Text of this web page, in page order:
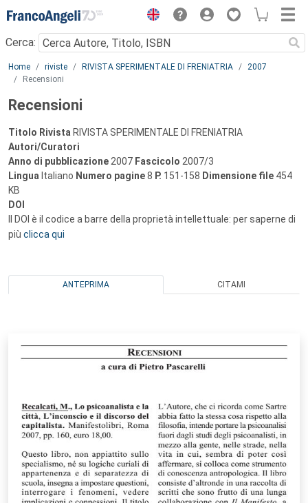
Menu
Cerca:
Main content
Home riviste RIVISTA SPERIMENTALE DI FRENIATRIA
2007
Recensioni
Recensioni
Titolo Rivista RIVISTA SPERIMENTALE DI FRENIATRIA
Autori/Curatori
Anno di pubblicazione 2007 Fascicolo 2007/3
Lingua Italiano Numero pagine8 P. 151-158 Dimensione file 454
KB
DOI
Il DOI è il codice a barre della proprietà intellettuale: per saperne di
più clicca qui
ANTEPRIMA CITAMI